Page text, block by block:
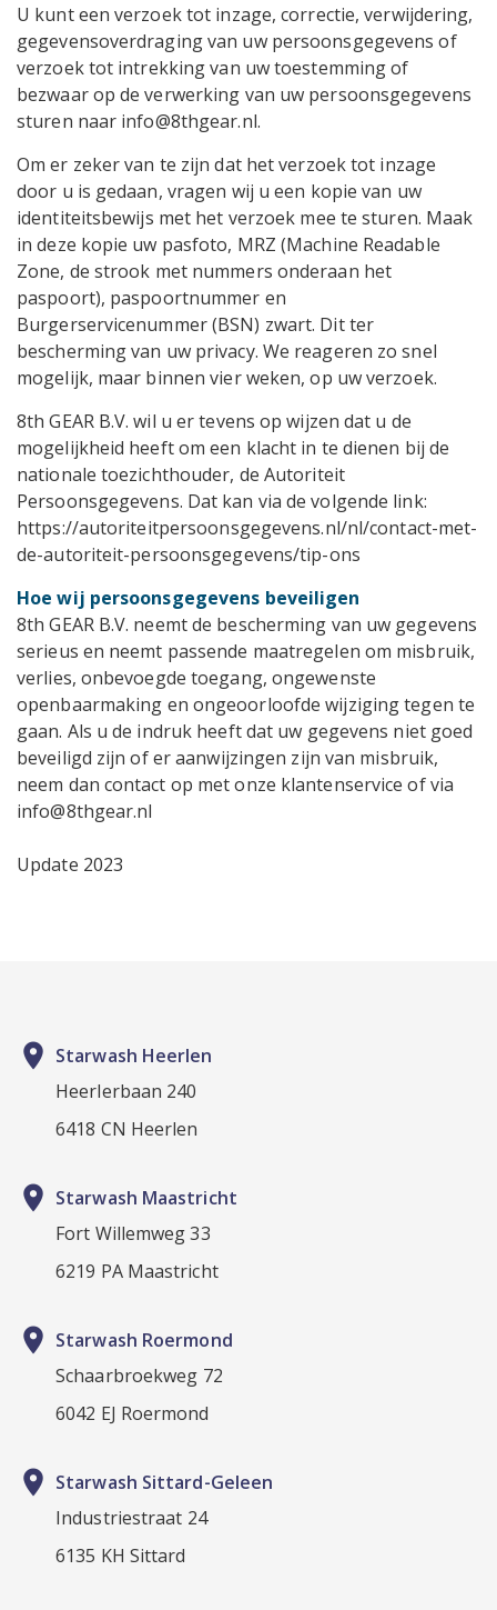
U kunt een verzoek tot inzage, correctie, verwijdering,
gegevensoverdraging van uw persoonsgegevens of
verzoek tot intrekking van uw toestemming of
bezwaar op de verwerking van uw persoonsgegevens
sturen naar info@8thgear.nl.
Om er zeker van te zijn dat het verzoek tot inzage
door u is gedaan, vragen wij u een kopie van uw
identiteitsbewijs met het verzoek mee te sturen. Maak
in deze kopie uw pasfoto, MRZ (Machine Readable
Zone, de strook met nummers onderaan het
paspoort), paspoortnummer en
Burgerservicenummer (BSN) zwart. Dit ter
bescherming van uw privacy. We reageren zo snel
mogelijk, maar binnen vier weken, op uw verzoek.
8th GEAR B.V. wil u er tevens op wijzen dat u de
mogelijkheid heeft om een klacht in te dienen bij de
nationale toezichthouder, de Autoriteit
Persoonsgegevens. Dat kan via de volgende link:
https://autoriteitpersoonsgegevens.nl/nl/contact-met-
de-autoriteit-persoonsgegevens/tip-ons
Hoe wij persoonsgegevens beveiligen
8th GEAR B.V. neemt de bescherming van uw gegevens
serieus en neemt passende maatregelen om misbruik,
verlies, onbevoegde toegang, ongewenste
openbaarmaking en ongeoorloofde wijziging tegen te
gaan. Als u de indruk heeft dat uw gegevens niet goed
beveiligd zijn of er aanwijzingen zijn van misbruik,
neem dan contact op met onze klantenservice of via
info@8thgear.nl
Update 2023
place Starwash Heerlen
Heerlerbaan 240
6418 CN Heerlen
place Starwash Maastricht
Fort Willemweg 33
6219 PA Maastricht
place Starwash Roermond
Schaarbroekweg 72
6042 EJ Roermond
place Starwash Sittard-Geleen
Industriestraat 24
6135 KH Sittard